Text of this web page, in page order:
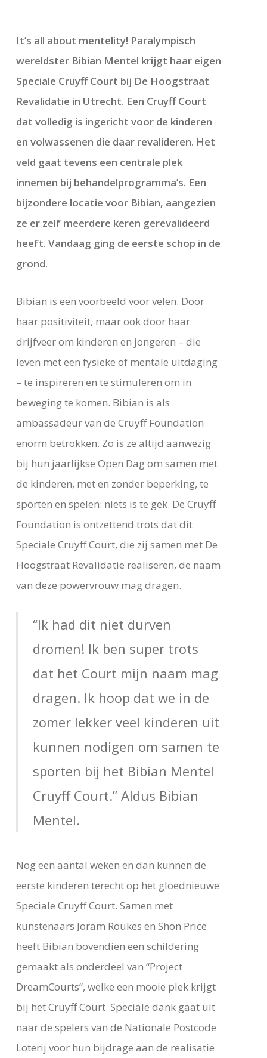
It’s all about mentelity! Paralympisch
wereldster Bibian Mentel krijgt haar eigen
Speciale Cruyff Court bij De Hoogstraat
Revalidatie in Utrecht. Een Cruyff Court
dat volledig is ingericht voor de kinderen
en volwassenen die daar revalideren. Het
veld gaat tevens een centrale plek
innemen bij behandelprogramma’s. Een
bijzondere locatie voor Bibian, aangezien
ze er zelf meerdere keren gerevalideerd
heeft. Vandaag ging de eerste schop in de
grond.
Bibian is een voorbeeld voor velen. Door
haar positiviteit, maar ook door haar
drijfveer om kinderen en jongeren – die
leven met een fysieke of mentale uitdaging
– te inspireren en te stimuleren om in
beweging te komen. Bibian is als
ambassadeur van de Cruyff Foundation
enorm betrokken. Zo is ze altijd aanwezig
bij hun jaarlijkse Open Dag om samen met
de kinderen, met en zonder beperking, te
sporten en spelen: niets is te gek. De Cruyff
Foundation is ontzettend trots dat dit
Speciale Cruyff Court, die zij samen met De
Hoogstraat Revalidatie realiseren, de naam
van deze powervrouw mag dragen.
“Ik had dit niet durven
dromen! Ik ben super trots
dat het Court mijn naam mag
dragen. Ik hoop dat we in de
zomer lekker veel kinderen uit
kunnen nodigen om samen te
sporten bij het Bibian Mentel
Cruyff Court.” Aldus Bibian
Mentel.
Nog een aantal weken en dan kunnen de
eerste kinderen terecht op het gloednieuwe
Speciale Cruyff Court. Samen met
kunstenaars Joram Roukes en Shon Price
heeft Bibian bovendien een schildering
gemaakt als onderdeel van “Project
DreamCourts”, welke een mooie plek krijgt
bij het Cruyff Court. Speciale dank gaat uit
naar de spelers van de Nationale Postcode
Loterij voor hun bijdrage aan de realisatie